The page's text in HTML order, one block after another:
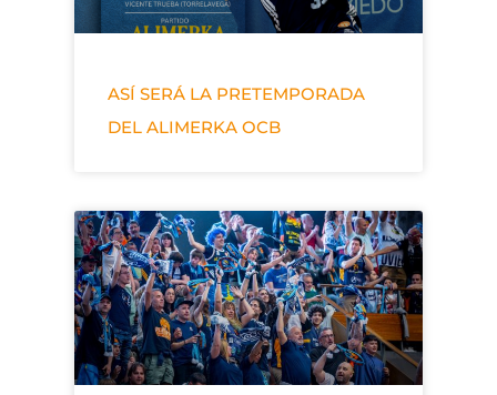
ASÍ SERÁ LA PRETEMPORADA
DEL ALIMERKA OCB